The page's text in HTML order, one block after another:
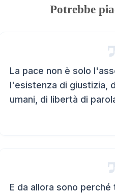
Potrebbe
La pace non è solo
l'esistenza di giustizia,
umani, di libertà di
E da allora sono perché